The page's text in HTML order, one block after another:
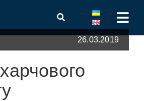
26.03.2019